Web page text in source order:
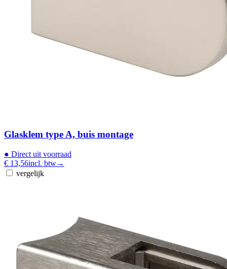
Glasklem type A, buis montage
● Direct uit voorraad
€ 13,56incl. btw→
vergelijk